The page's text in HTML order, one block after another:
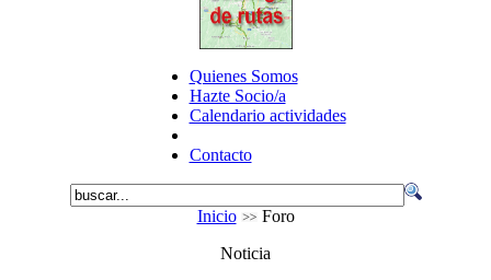
Quienes Somos
Hazte Socio/a
Calendario actividades
Contacto
Inicio
Foro
Noticia